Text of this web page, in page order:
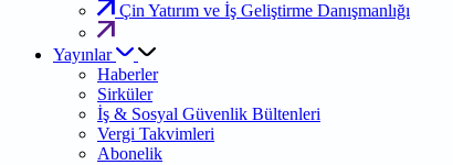
Çin Yatırım ve İş Geliştirme Danışmanlığı
Yayınlar
Haberler
Sirküler
İş & Sosyal Güvenlik Bültenleri
Vergi Takvimleri
Abonelik